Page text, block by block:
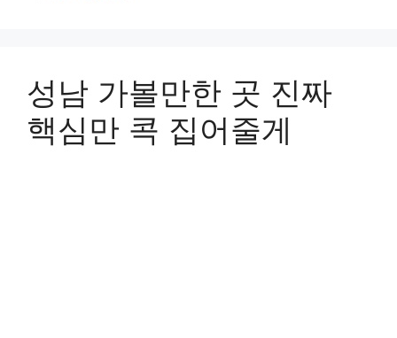
성남 가볼만한 곳 진짜
핵심만 콕 집어줄게